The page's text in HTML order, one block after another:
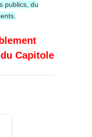
publics, du
Capitole